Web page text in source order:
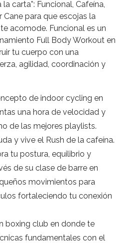
carta”: Funcional, Cafeína,
Cane para que escojas la
acomode. Funcional es un
Full Body Workout en
tu cuerpo con una
agilidad, coordinación y
de indoor cycling en
una hora de velocidad y
de las mejores playlists.
y vive el Rush de la cafeína.
tu postura, equilibrio y
de su clase de barre en
movimientos para
fortaleciendo tu conexión
boxing club en donde te
fundamentales con el